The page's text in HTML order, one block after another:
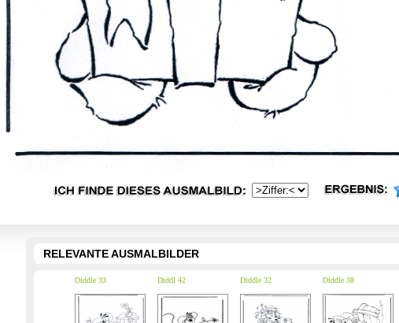
RELEVANTE AUSMALBILDER
Diddle 33 Diddl 42 Diddle 32 Diddle 38